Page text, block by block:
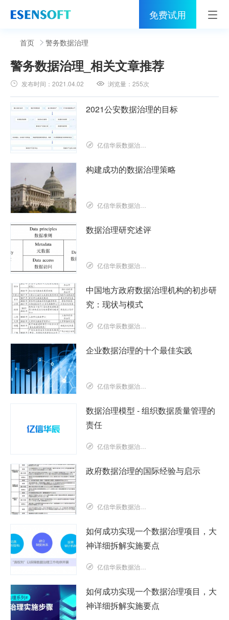
免费试用
首页
睿治
解决方案
伙伴
服务
社区
关于亿信
400-0011-866
首页 警务数据治理
警务数据治理 _相关文章推荐
发布时间：2021.04.02 浏览量：255次
2021公安数据治理的目标
亿信华辰数据治理研究院
构建成功的数据治理策略
亿信华辰数据治理研究院
数据治理研究述评
亿信华辰数据治理研究院
中国地方政府数据治理机构的初步研
究：现状与模式
亿信华辰数据治理研究院
企业数据治理的十个最佳实践
亿信华辰数据治理研究院
数据治理模型 - 组织数据质量管理的
责任
亿信华辰数据治理研究院
政府数据治理的国际经验与启示
亿信华辰数据治理研究院
如何成功实现一个数据治理项目，大
神详细拆解实施要点
亿信华辰数据治理研究院
如何成功实现一个数据治理项目，大
神详细拆解实施要点